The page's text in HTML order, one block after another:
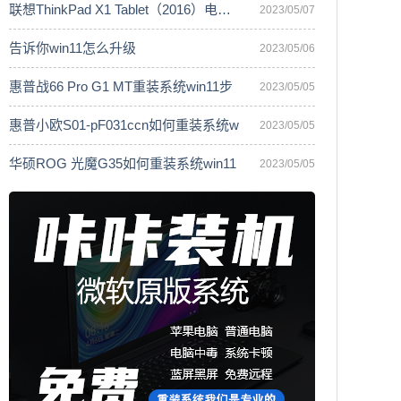
联想ThinkPad X1 Tablet（2016）电脑安 2023/05/07
告诉你win11怎么升级 2023/05/06
惠普战66 Pro G1 MT重装系统win11步 2023/05/05
惠普小欧S01-pF031ccn如何重装系统w 2023/05/05
华硕ROG 光魔G35如何重装系统win11 2023/05/05